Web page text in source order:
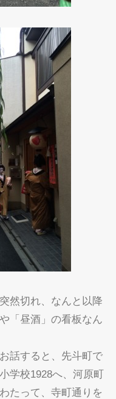
然切れ、なんと以降
「昼酒」の看板なん
話すると、先斗町で
学校1928へ、河原町
たって、寺町通りを